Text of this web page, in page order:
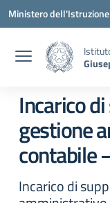
Vai ai contenuti
Vai al menu di
Vai al footer
Ministero
Incarico
gestione
contabile
Incarico di